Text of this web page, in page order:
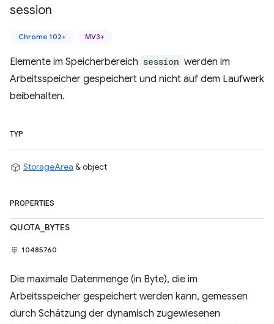
session
Chrome 102+ MV3+
Elemente im Speicherbereich session werden im
Arbeitsspeicher gespeichert und nicht auf dem Laufwerk
beibehalten.
TYP
StorageArea & object
PROPERTIES
QUOTA_BYTES
10485760
Die maximale Datenmenge (in Byte), die im
Arbeitsspeicher gespeichert werden kann, gemessen
durch Schätzung der dynamisch zugewiesenen